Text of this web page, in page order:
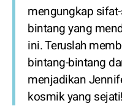
mengungkap
bintang yang
ini. Teruslah
bintang-bintang
menjadikan
kosmik yang sejati!